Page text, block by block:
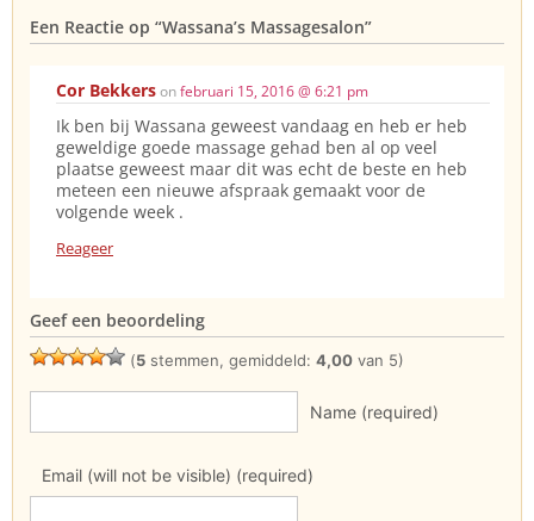
Een Reactie op “Wassana’s Massagesalon”
Cor Bekkersonfebruari 15, 2016 @ 6:21 pm
Ik ben bij Wassana geweest vandaag en heb er heb
geweldige goede massage gehad ben al op veel
plaatse geweest maar dit was echt de beste en heb
meteen een nieuwe afspraak gemaakt voor de
volgende week .
Reageer
Geef een beoordeling
(5 stemmen, gemiddeld: 4,00 van 5)
Name (required)
Email (will not be visible) (required)